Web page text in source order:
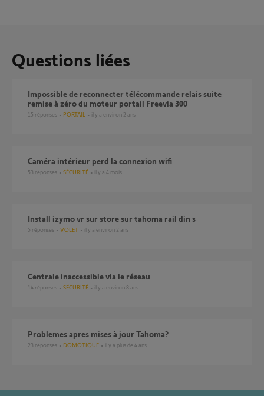
Questions liées
Impossible de reconnecter télécommande relais suite
remise à zéro du moteur portail Freevia 300
15 réponses PORTAIL il y a environ 2 ans
Caméra intérieur perd la connexion wifi
53 réponses SÉCURITÉ il y a 4 mois
Install izymo vr sur store sur tahoma rail din s
5 réponses VOLET il y a environ 2 ans
Centrale inaccessible via le réseau
14 réponses SÉCURITÉ il y a environ 8 ans
Problemes apres mises à jour Tahoma?
23 réponses DOMOTIQUE il y a plus de 4 ans